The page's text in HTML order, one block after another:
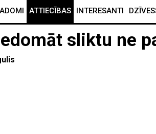
ATTIECĪBAS INTERESANTI
sliktu ne